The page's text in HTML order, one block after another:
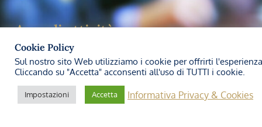
Impresa futura: Come investire sulla
PREVENZIONE
➞